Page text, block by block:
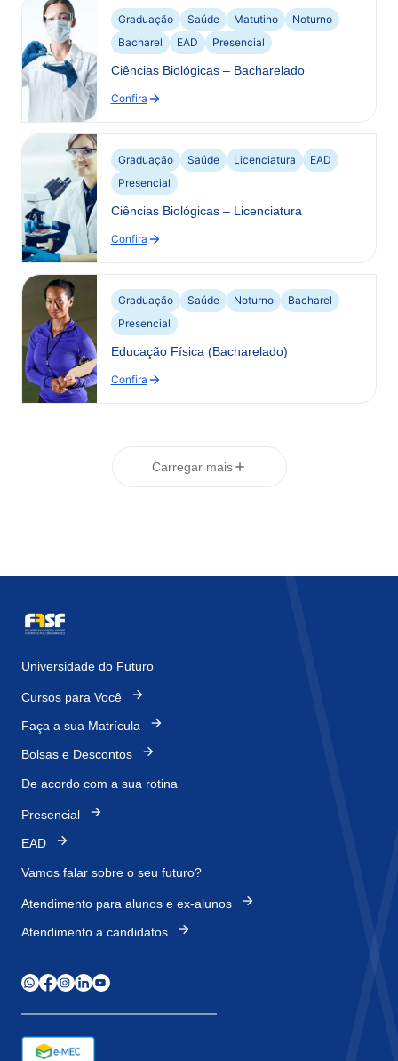
Alimentos
Graduação Saúde Matutino
Noturno
Bacharel
EAD Presencial
Ciências Biológicas – Bacharelado
Confira
:
–
Bacharelado
Graduação Saúde Licenciatura
EAD
Presencial
Ciências Biológicas – Licenciatura
Confira
:
–
Licenciatura
Graduação Saúde Noturno
Bacharel
Presencial
Educação Física (Bacharelado)
Confira
:
Carregar mais
Universidade do Futuro
Cursos para Você
Faça a sua Matrícula
Bolsas e Descontos
De acordo com a sua rotina
Presencial
EAD
Vamos falar sobre o seu futuro?
Atendimento para alunos e ex-alunos
Atendimento a candidatos
WhatsApp
Facebook
Instagram
LinkedInYoutube